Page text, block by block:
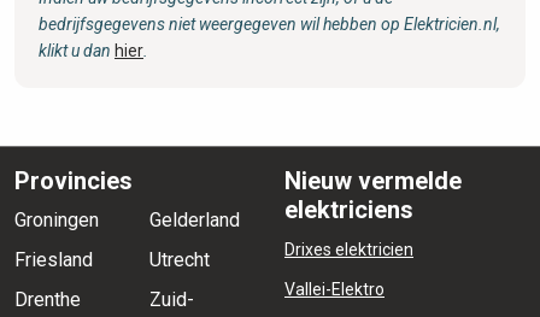
bedrijfsgegevens niet weergegeven wil hebben op Elektricien.nl,
klikt u dan hier
Provincies
Groningen
Friesland
Drenthe
Gelderland
Utrecht
Zuid-
Nieuw vermelde
elektriciens
Drixes elektricien
Vallei-Elektro